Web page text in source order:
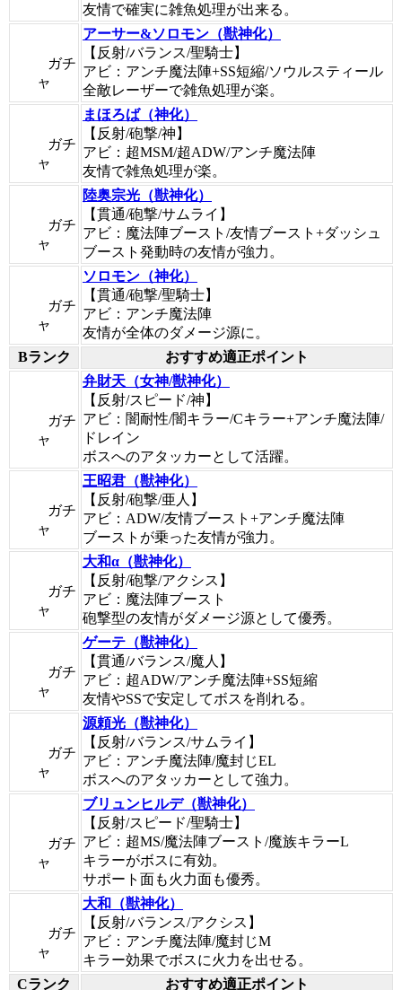
友情で確実に雑魚処理が出来る。
ガチ
ャ
アーサー&ソロモン（獣神化）
【反射/バランス/聖騎士】
アビ：アンチ魔法陣+SS短縮/ソウルスティール
全敵レーザーで雑魚処理が楽。
ガチ
ャ
まほろば（神化）
【反射/砲撃/神】
アビ：超MSM/超ADW/アンチ魔法陣
友情で雑魚処理が楽。
ガチ
ャ
陸奥宗光（獣神化）
【貫通/砲撃/サムライ】
アビ：魔法陣ブースト/友情ブースト+ダッシュ
ブースト発動時の友情が強力。
ガチ
ャ
ソロモン（神化）
【貫通/砲撃/聖騎士】
アビ：アンチ魔法陣
友情が全体のダメージ源に。
Bランク
おすすめ適正ポイント
ガチ
ャ
弁財天（女神/獣神化）
【反射/スピード/神】
アビ：闇耐性/闇キラー/Cキラー+アンチ魔法陣/
ドレイン
ボスへのアタッカーとして活躍。
ガチ
ャ
王昭君（獣神化）
【反射/砲撃/亜人】
アビ：ADW/友情ブースト+アンチ魔法陣
ブーストが乗った友情が強力。
ガチ
ャ
大和α（獣神化）
【反射/砲撃/アクシス】
アビ：魔法陣ブースト
砲撃型の友情がダメージ源として優秀。
ガチ
ャ
ゲーテ（獣神化）
【貫通/バランス/魔人】
アビ：超ADW/アンチ魔法陣+SS短縮
友情やSSで安定してボスを削れる。
ガチ
ャ
源頼光（獣神化）
【反射/バランス/サムライ】
アビ：アンチ魔法陣/魔封じEL
ボスへのアタッカーとして強力。
ガチ
ャ
ブリュンヒルデ（獣神化）
【反射/スピード/聖騎士】
アビ：超MS/魔法陣ブースト/魔族キラーL
キラーがボスに有効。
サポート面も火力面も優秀。
ガチ
ャ
大和（獣神化）
【反射/バランス/アクシス】
アビ：アンチ魔法陣/魔封じM
キラー効果でボスに火力を出せる。
Cランク
おすすめ適正ポイント